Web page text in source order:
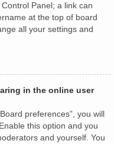
Panel; a link can
at the top of board
all your settings and
in the online user
preferences”, you will
Enable this option and you
and yourself. You